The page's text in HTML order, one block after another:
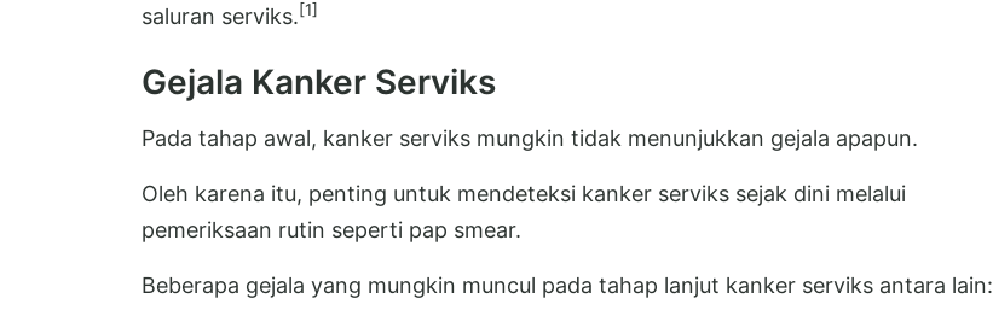
saluran serviks.[1]
Gejala Kanker Serviks
Pada tahap awal, kanker serviks mungkin tidak menunjukkan gejala apapun.
Oleh karena itu, penting untuk mendeteksi kanker serviks sejak dini melalui
pemeriksaan rutin seperti pap smear.
Beberapa gejala yang mungkin muncul pada tahap lanjut kanker serviks antara lain: